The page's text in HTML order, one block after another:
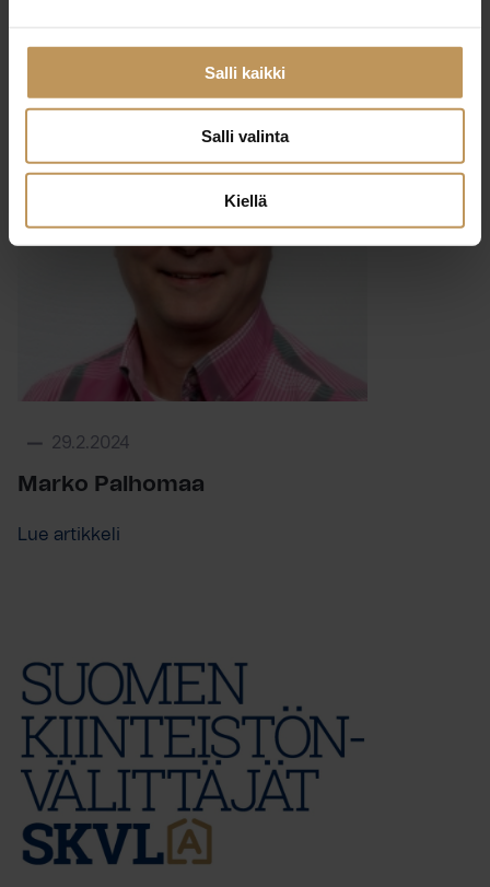
Salli kaikki
Salli valinta
Kiellä
29.2.2024
Marko Palhomaa
Lue artikkeli